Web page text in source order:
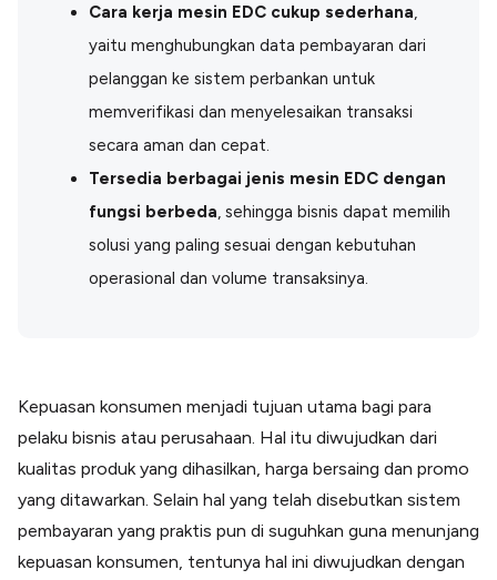
Pencatatan Laporan Keuangan Gratis
Integrasi Accurate
Cara kerja mesin EDC cukup sederhana,
yaitu menghubungkan data pembayaran dari
pelanggan ke sistem perbankan untuk
memverifikasi dan menyelesaikan transaksi
secara aman dan cepat.
Tersedia berbagai jenis mesin EDC dengan
fungsi berbeda, sehingga bisnis dapat memilih
solusi yang paling sesuai dengan kebutuhan
operasional dan volume transaksinya.
Kepuasan konsumen menjadi tujuan utama bagi para
pelaku bisnis atau perusahaan. Hal itu diwujudkan dari
kualitas produk yang dihasilkan, harga bersaing dan promo
yang ditawarkan. Selain hal yang telah disebutkan sistem
pembayaran yang praktis pun di suguhkan guna menunjang
kepuasan konsumen, tentunya hal ini diwujudkan dengan